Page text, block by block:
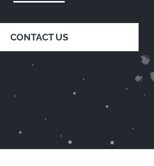
CONTACT US